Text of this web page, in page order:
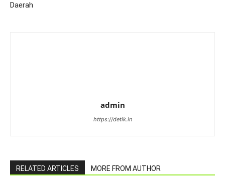
Daerah
admin
https://detik.in
RELATED ARTICLES MORE FROM AUTHOR